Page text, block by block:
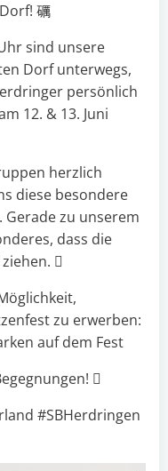
礪
sind unsere
Dorf unterwegs,
persönlich
12. & 13. Juni
herzlich
diese besondere
zu unserem
dass die

zu erwerben:
auf dem Fest

#SBHerdringen